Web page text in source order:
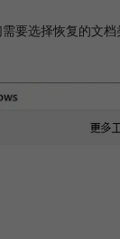
要选择恢复的文